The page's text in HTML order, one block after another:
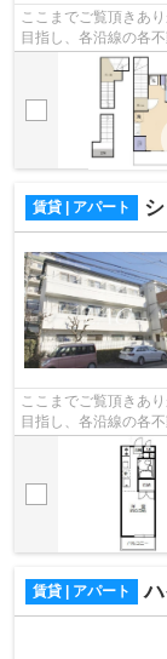
ここまでご覧頂きあ
目指し、各沿線の各
様へ提供しておりま
賃貸 | アパート
ここまでご覧頂きあ
目指し、各沿線の各
様へ提供しておりま
賃貸 | アパート